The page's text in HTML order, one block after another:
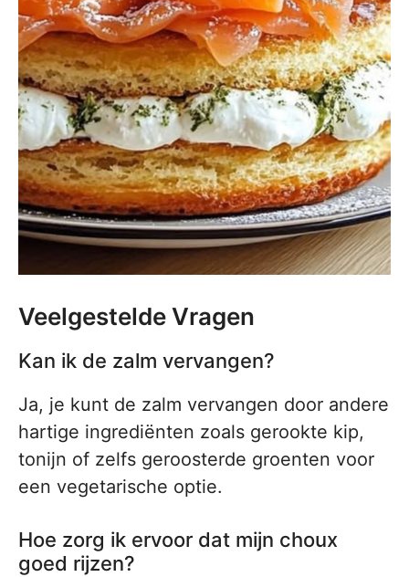
Veelgestelde Vragen
Kan ik de zalm vervangen?
Ja, je kunt de zalm vervangen door andere
hartige ingrediënten zoals gerookte kip,
tonijn of zelfs geroosterde groenten voor
een vegetarische optie.
Hoe zorg ik ervoor dat mijn choux
goed rijzen?